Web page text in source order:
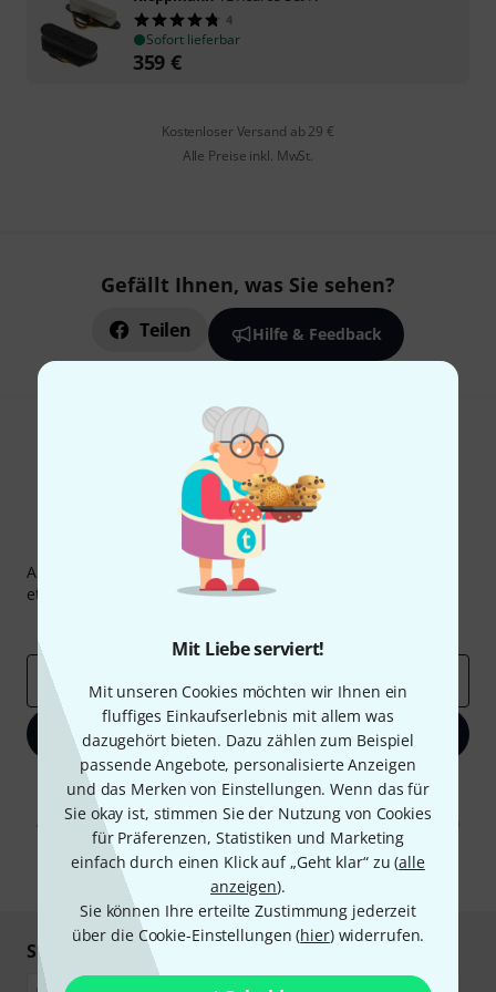
Mit Liebe serviert!
Mit unseren Cookies möchten wir Ihnen ein
fluffiges Einkaufserlebnis mit allem was
dazugehört bieten. Dazu zählen zum Beispiel
passende Angebote, personalisierte Anzeigen
und das Merken von Einstellungen. Wenn das für
Sie okay ist, stimmen Sie der Nutzung von Cookies
für Präferenzen, Statistiken und Marketing
einfach durch einen Klick auf „Geht klar“ zu (alle
anzeigen).
Sie können Ihre erteilte Zustimmung jederzeit
über die Cookie-Einstellungen (hier) widerrufen.
4
Sofort lieferbar
359 €
Kostenloser Versand ab 29 €
Alle Preise inkl. MwSt.
Gefällt Ihnen, was Sie sehen?
Teilen Hilfe & Feedback
Thomann Newsletter
Abonniere den Thomann Newsletter und gewinne mit
etwas Glück einen von50 Gutscheinen
E-Mail-Adresse
Jetzt anmelden
Mit Klick auf „Jetzt anmelden“ stimmen Sie dem Erhalt von E-Mail-
Werbung und einer Messung des E-Mail-Nutzungsverhaltens zu. Die
Abmeldung ist jederzeit möglich. Weitere Informationen finden Sie in
unserenDatenschutzhinweisen.
Sicher einkaufen & bezahlen